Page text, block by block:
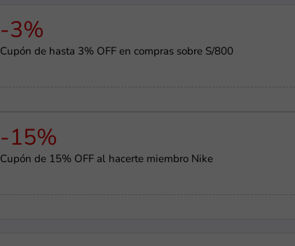
-3%
Cupón de hasta 3% OFF en compras sobre S/800
-15%
Cupón de 15% OFF al hacerte miembro Nike